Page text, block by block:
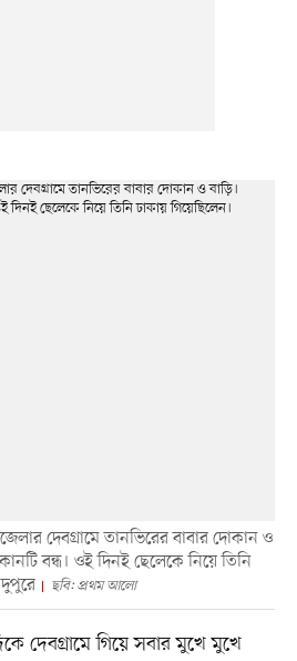
দেবগ্রামে তানভিরের বাবার দোকান ও
বন্ধ। ওই দিনই ছেলেকে নিয়ে তিনি
ছবি: প্রথম আলো
দেবগ্রামে গিয়ে সবার মুখে মুখে